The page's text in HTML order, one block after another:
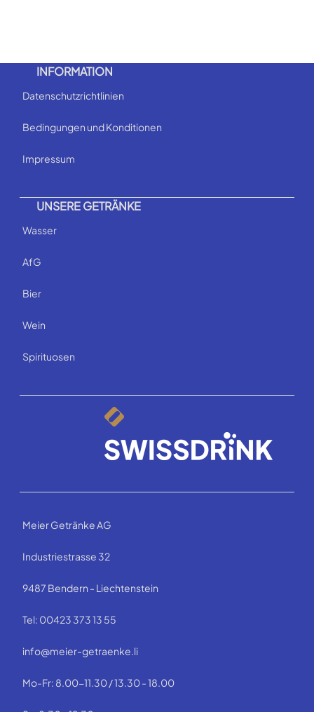
INFORMATION
Datenschutzrichtlinien
Bedingungen und Konditionen
Impressum
UNSERE GETRÄNKE
Wasser
AfG
Bier
Wein
Spirituosen
Meier Getränke AG
Industriestrasse 32
9487 Bendern - Liechtenstein
Tel: 00423 373 13 55
info@meier-getraenke.li
Mo-Fr: 8.00-11.30 / 13.30 - 18.00